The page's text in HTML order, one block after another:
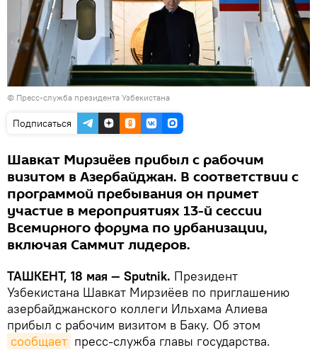
© Пресс-служба президента Узбекистана
Подписаться
Шавкат Мирзиёев прибыл с рабочим
визитом в Азербайджан. В соответствии с
программой пребывания он примет
участие в мероприятиях 13-й сессии
Всемирного форума по урбанизации,
включая Саммит лидеров.
ТАШКЕНТ, 18 мая — Sputnik. Президент
Узбекистана Шавкат Мирзиёев по приглашению
азербайджанского коллеги Ильхама Алиева
прибыл с рабочим визитом в Баку. Об этом
сообщает пресс-служба главы государства.